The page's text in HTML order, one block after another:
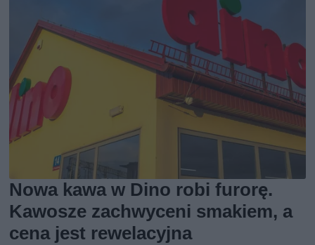
Nowa kawa w Dino robi furorę.
Kawosze zachwyceni smakiem, a
cena jest rewelacyjna